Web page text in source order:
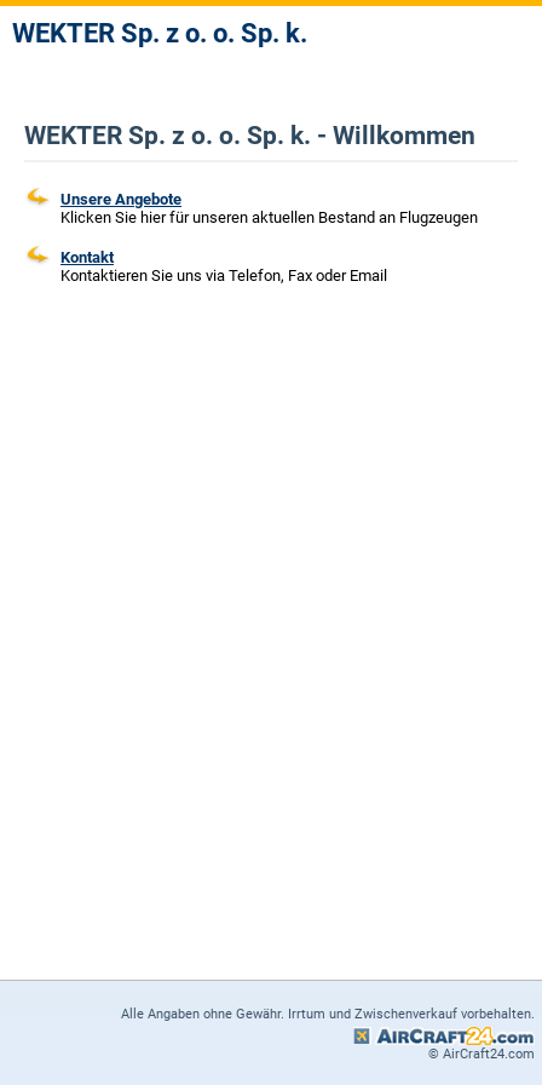
WEKTER Sp. z o. o. Sp. k.
WEKTER Sp. z o. o. Sp. k. - Willkommen
Unsere Angebote
Klicken Sie hier für unseren aktuellen Bestand an Flugzeugen
Kontakt
Kontaktieren Sie uns via Telefon, Fax oder Email
Alle Angaben ohne Gewähr. Irrtum und Zwischenverkauf vorbehalten.
© AirCraft24.com